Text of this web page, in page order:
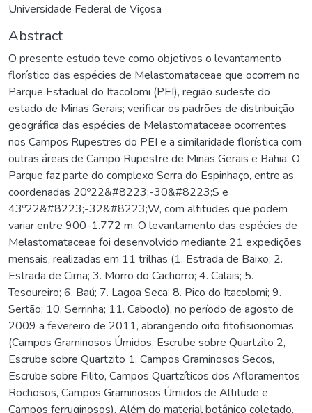
Universidade Federal de Viçosa
Abstract
O presente estudo teve como objetivos o levantamento
florístico das espécies de Melastomataceae que ocorrem no
Parque Estadual do Itacolomi (PEI), região sudeste do
estado de Minas Gerais; verificar os padrões de distribuição
geográfica das espécies de Melastomataceae ocorrentes
nos Campos Rupestres do PEI e a similaridade florística com
outras áreas de Campo Rupestre de Minas Gerais e Bahia. O
Parque faz parte do complexo Serra do Espinhaço, entre as
coordenadas 20º22&#8223;-30&#8223;S e
43º22&#8223;-32&#8223;W, com altitudes que podem
variar entre 900-1.772 m. O levantamento das espécies de
Melastomataceae foi desenvolvido mediante 21 expedições
mensais, realizadas em 11 trilhas (1. Estrada de Baixo; 2.
Estrada de Cima; 3. Morro do Cachorro; 4. Calais; 5.
Tesoureiro; 6. Baú; 7. Lagoa Seca; 8. Pico do Itacolomi; 9.
Sertão; 10. Serrinha; 11. Caboclo), no período de agosto de
2009 a fevereiro de 2011, abrangendo oito fitofisionomias
(Campos Graminosos Úmidos, Escrube sobre Quartzito 2,
Escrube sobre Quartzito 1, Campos Graminosos Secos,
Escrube sobre Filito, Campos Quartzíticos dos Afloramentos
Rochosos, Campos Graminosos Úmidos de Altitude e
Campos ferruginosos). Além do material botânico coletado,